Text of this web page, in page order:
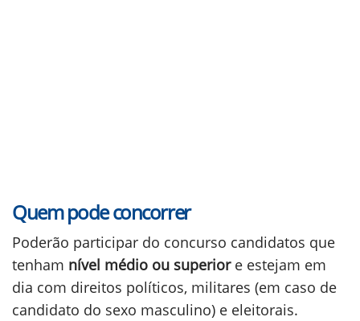
Quem pode concorrer
Poderão participar do concurso candidatos que
tenham nível médio ou superiore estejam em
dia com direitos políticos, militares (em caso de
candidato do sexo masculino) e eleitorais.